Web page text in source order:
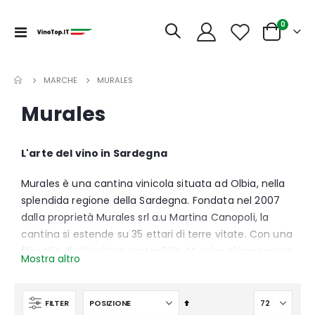
Toggle
Cart
0articoli
MARCHE MURALES
Murales
L'arte del vino in Sardegna
Murales è una cantina vinicola situata ad Olbia, nella
splendida regione della Sardegna. Fondata nel 2007
dalla proprietà Murales srl a.u Martina Canopoli, la
cantina si estende su 35 ettari di terre vitate. Con una
filosofia di viticoltura sostenibile, Murales si impegna a
L'enologo Piero Canopoli, con la sua passione e
Mostra altro
FILTER
Imposta